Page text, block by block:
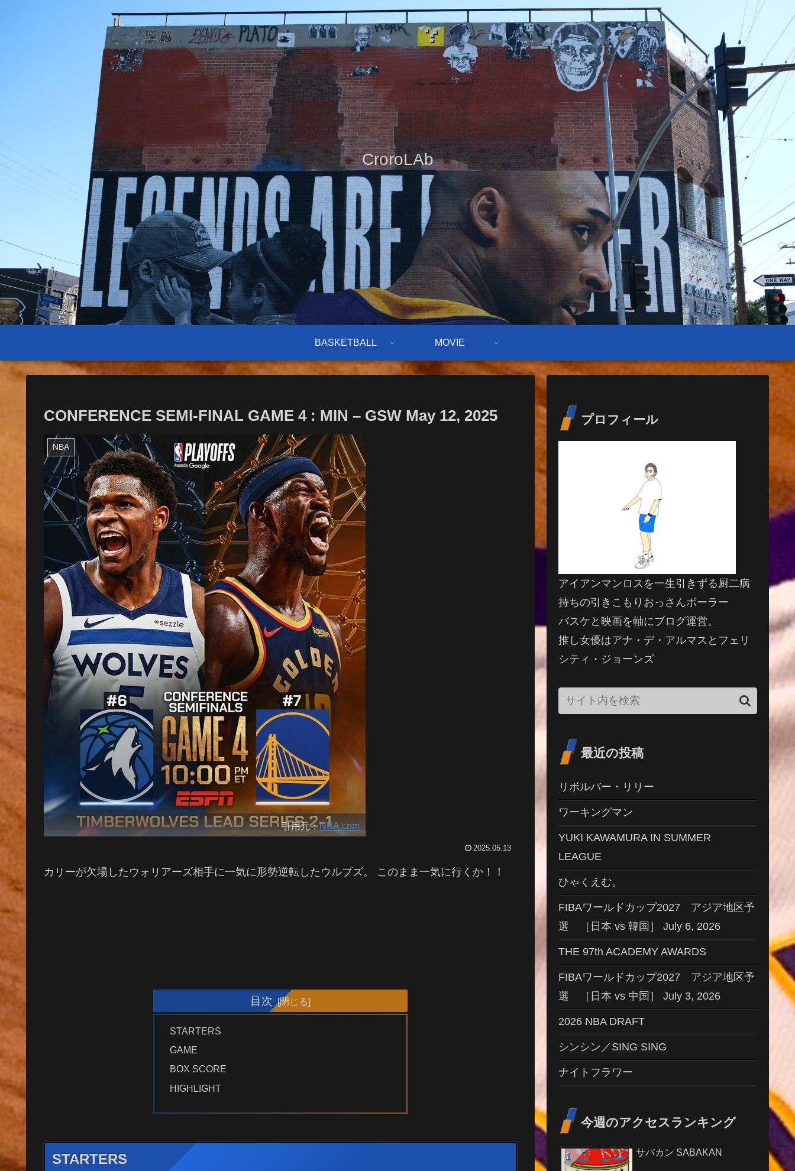
CroroLAb
BASKETBALL MOVIE
CONFERENCE SEMI-FINAL GAME 4 : MIN – GSW May 12, 2025
NBA
引用元：NBA.com
2025.05.13
カリーが欠場したウォリアーズ相手に一気に形勢逆転したウルブズ。 このまま一気に行くか！！
目次
STARTERS
GAME
BOX SCORE
HIGHLIGHT
STARTERS
プロフィール
アイアンマンロスを一生引きずる厨二病
持ちの引きこもりおっさんボーラー
バスケと映画を軸にブログ運営。
推し女優はアナ・デ・アルマスとフェリ
シティ・ジョーンズ
最近の投稿
リボルバー・リリー
ワーキングマン
YUKI KAWAMURA IN SUMMER
LEAGUE
ひゃくえむ。
FIBAワールドカップ2027 アジア地区予
選 ［日本 vs 韓国］ July 6, 2026
THE 97th ACADEMY AWARDS
FIBAワールドカップ2027 アジア地区予
選 ［日本 vs 中国］ July 3, 2026
2026 NBA DRAFT
シンシン／SING SING
ナイトフラワー
今週のアクセスランキング
サバカン SABAKAN